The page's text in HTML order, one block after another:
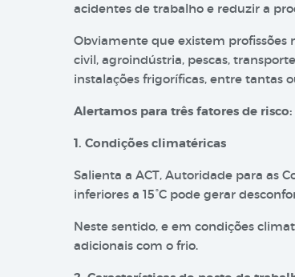
acidentes de trabalho e reduzir a
Obviamente que existem profissões
civil, agroindústria, pescas,
instalações frigoríficas, entre tantas
Alertamos para três fatores de risco:
1. Condições climatéricas
Salienta a ACT, Autoridade para as
inferiores a 15°C pode gerar
Neste sentido, e em condições
adicionais com o frio.